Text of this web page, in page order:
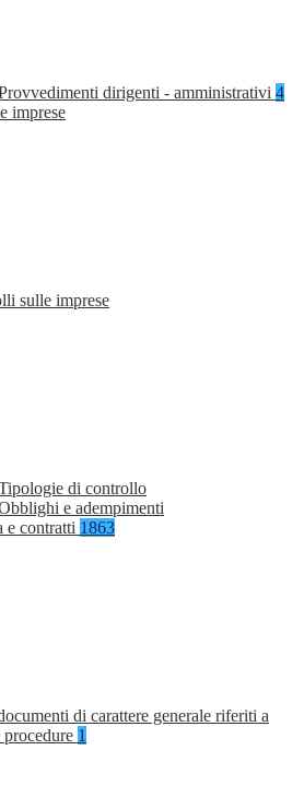
dirigenti - amministrativi 4
imprese
sulle imprese
di controllo
e adempimenti
e contratti 1863
di carattere generale riferiti a
procedure 1